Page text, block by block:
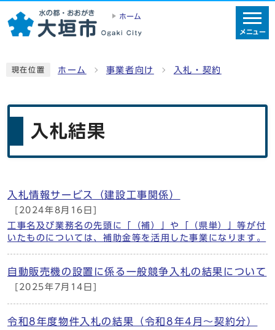
ホーム
メニュー
現在位置 ホーム 事業者向け 入札・契約
入札結果
メインメニュー
入札情報サービス（建設工事関係）
[2024年8月16日]
工事名及び業務名の先頭に「（補）」や「（県単）」等が付
いたものについては、補助金等を活用した事業になります。
自動販売機の設置に係る一般競争入札の結果について
[2025年7月14日]
令和8年度物件入札の結果（令和8年4月～契約分）